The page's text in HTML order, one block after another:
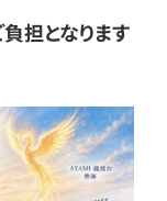
担となります